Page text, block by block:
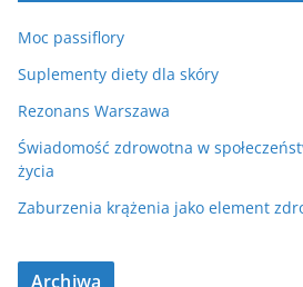
Moc passiflory
Suplementy diety dla skóry
Rezonans Warszawa
Świadomość zdrowotna w
życia
Zaburzenia krążenia jako element
Archiwa